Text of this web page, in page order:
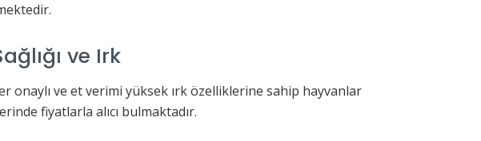
ve Irk
onaylı ve et verimi yüksek ırk özelliklerine sahip hayvanlar
fiyatlarla alıcı bulmaktadır.